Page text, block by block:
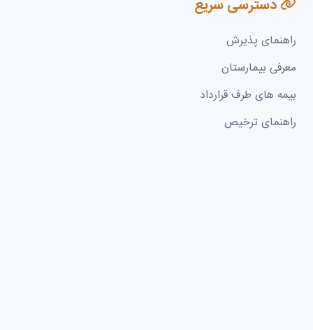
دسترسی سریع
راهنمای پذیرش
معرفی بیمارستان
بیمه های طرف قرارداد
راهنمای ترخیص